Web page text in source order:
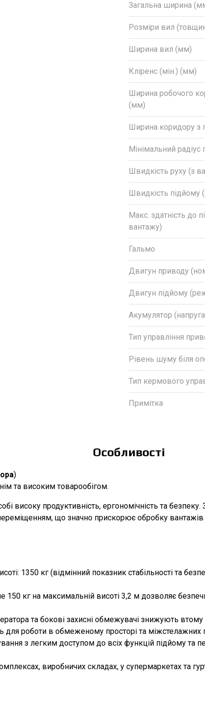
Загальна ширина
Розміри вил
Ширина вил (мм)
Кліренс (мін.) (мм)
Ширина робочого
(мм)
Ширина коридору з
Мінімальний
Швидкість руху (з
Швидкість підйому
Макс. здатність до
вантажу)
Гальмо
Двигун приводу
Двигун підйому
Акумулятор
Тип управління
Рівень шуму біля
Тип кермового
Примітка
Особливості
)
та високим товарообігом.
високу продуктивність, ергономічність та
що значно прискорює обробку вантажів
1350 кг (відмінний показник стабільності та
кг на максимальній висоті 3,2 м дозволяє
та бокові захисні обмежувачі знижують
для роботи в обмеженому просторі та міжстелажних
з легким доступом до всіх функцій підйому та
виробничих складах, у супермаркетах та